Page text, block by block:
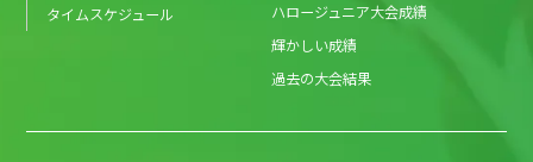
タイムスケジュール
ハロージュニア大会成績
輝かしい成績
過去の大会結果